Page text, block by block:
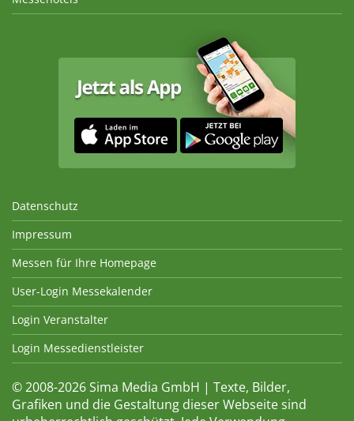
Datenschutz
Impressum
Messen für Ihre Homepage
User-Login Messekalender
Login Veranstalter
Login Messedienstleister
© 2008-2026 Sima Media GmbH | Texte, Bilder,
Grafiken und die Gestaltung dieser Webseite sind